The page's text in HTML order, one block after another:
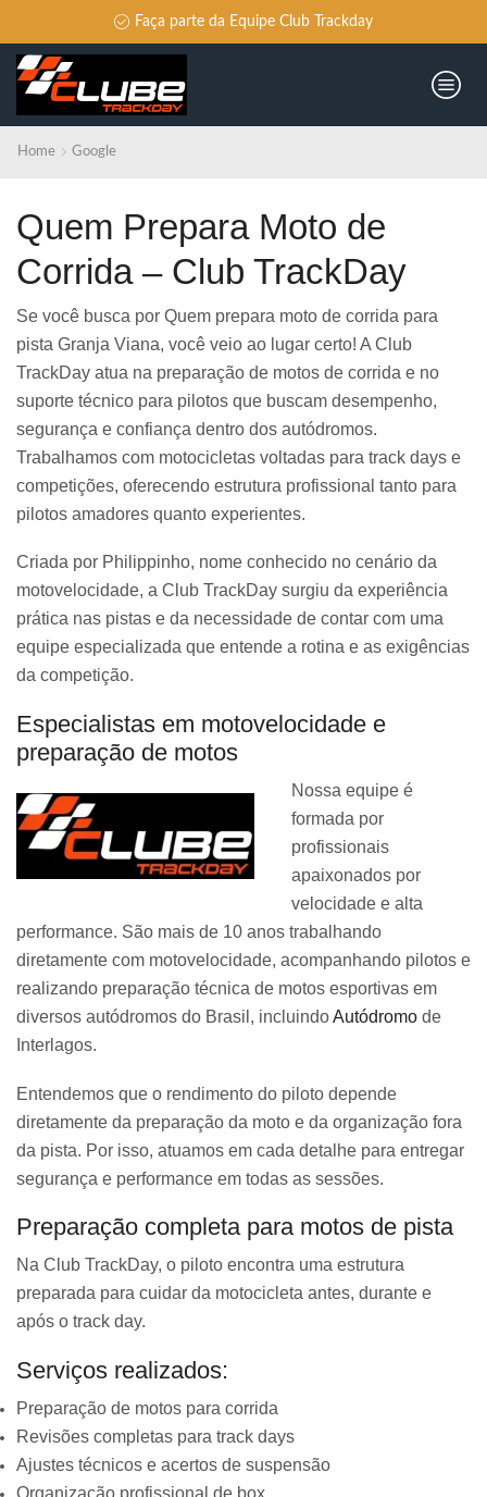
Faça parte da Equipe Club Trackday
Home Google
Quem Prepara Moto de
Corrida – Club TrackDay
Se você busca por Quem prepara moto de corrida para
pista Granja Viana, você veio ao lugar certo! A Club
TrackDay atua na preparação de motos de corrida e no
suporte técnico para pilotos que buscam desempenho,
segurança e confiança dentro dos autódromos.
Trabalhamos com motocicletas voltadas para track days e
competições, oferecendo estrutura profissional tanto para
pilotos amadores quanto experientes.
Criada por Philippinho, nome conhecido no cenário da
motovelocidade, a Club TrackDay surgiu da experiência
prática nas pistas e da necessidade de contar com uma
equipe especializada que entende a rotina e as exigências
da competição.
Especialistas em motovelocidade e
preparação de motos
Nossa equipe é
formada por
profissionais
apaixonados por
velocidade e alta
performance. São mais de 10 anos trabalhando
diretamente com motovelocidade, acompanhando pilotos e
realizando preparação técnica de motos esportivas em
diversos autódromos do Brasil, incluindoAutódromo de
Interlagos.
Entendemos que o rendimento do piloto depende
diretamente da preparação da moto e da organização fora
da pista. Por isso, atuamos em cada detalhe para entregar
segurança e performance em todas as sessões.
Preparação completa para motos de pista
Na Club TrackDay, o piloto encontra uma estrutura
preparada para cuidar da motocicleta antes, durante e
após o track day.
Serviços realizados:
Preparação de motos para corrida
Revisões completas para track days
Ajustes técnicos e acertos de suspensão
Organização profissional de box